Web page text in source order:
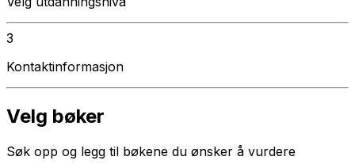
3
Kontaktinformasjon
Velg bøker
Søk opp og legg til bøkene du ønsker å vurdere